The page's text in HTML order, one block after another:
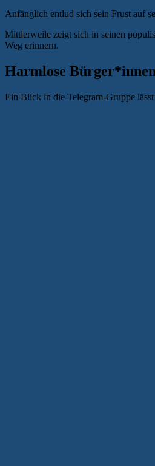
Anfänglich entlud sich sein Frust auf
Mittlerweile zeigt sich in seinen
Weg erinnern.
Harmlose
Ein Blick in die Telegram-Gruppe lässt